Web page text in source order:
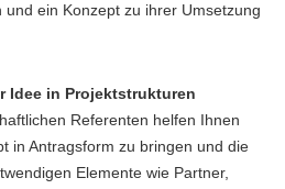
und ein Konzept zu ihrer Umsetzung
Idee in Projektstrukturen
Referenten helfen Ihnen
in Antragsform zu bringen und die
Elemente wie Partner,